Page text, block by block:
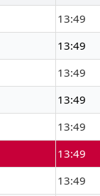
13:49
13:49
13:49
13:49
13:49
13:49
13:49